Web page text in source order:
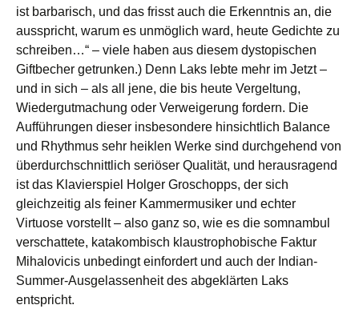
ist barbarisch, und das frisst auch die Erkenntnis an, die
ausspricht, warum es unmöglich ward, heute Gedichte zu
schreiben…“ – viele haben aus diesem dystopischen
Giftbecher getrunken.) Denn Laks lebte mehr im Jetzt –
und in sich – als all jene, die bis heute Vergeltung,
Wiedergutmachung oder Verweigerung fordern. Die
Aufführungen dieser insbesondere hinsichtlich Balance
und Rhythmus sehr heiklen Werke sind durchgehend von
überdurchschnittlich seriöser Qualität, und herausragend
ist das Klavierspiel Holger Groschopps, der sich
gleichzeitig als feiner Kammermusiker und echter
Virtuose vorstellt – also ganz so, wie es die somnambul
verschattete, katakombisch klaustrophobische Faktur
Mihalovicis unbedingt einfordert und auch der Indian-
Summer-Ausgelassenheit des abgeklärten Laks
entspricht.